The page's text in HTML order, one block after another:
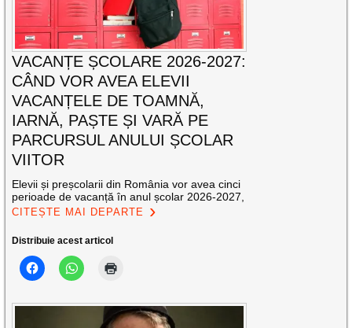
VACANȚE ȘCOLARE 2026-2027:
CÂND VOR AVEA ELEVII
VACANȚELE DE TOAMNĂ,
IARNĂ, PAȘTE ȘI VARĂ PE
PARCURSUL ANULUI ȘCOLAR
VIITOR
Elevii și preșcolarii din România vor avea cinci
perioade de vacanță în anul școlar 2026-2027,
CITEȘTE MAI DEPARTE
Distribuie acest articol